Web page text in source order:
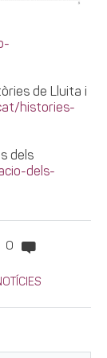
de Lluita i
histories-
dels
dels-
0